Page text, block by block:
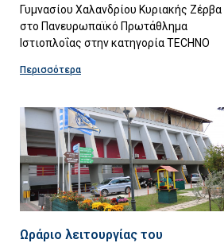
Γυμνασίου Χαλανδρίου Κυριακής Ζέρβα
στο Πανευρωπαϊκό Πρωτάθλημα
Ιστιοπλοΐας στην κατηγορία TECHNO
Περισσότερα
Ωράριο λειτουργίας του